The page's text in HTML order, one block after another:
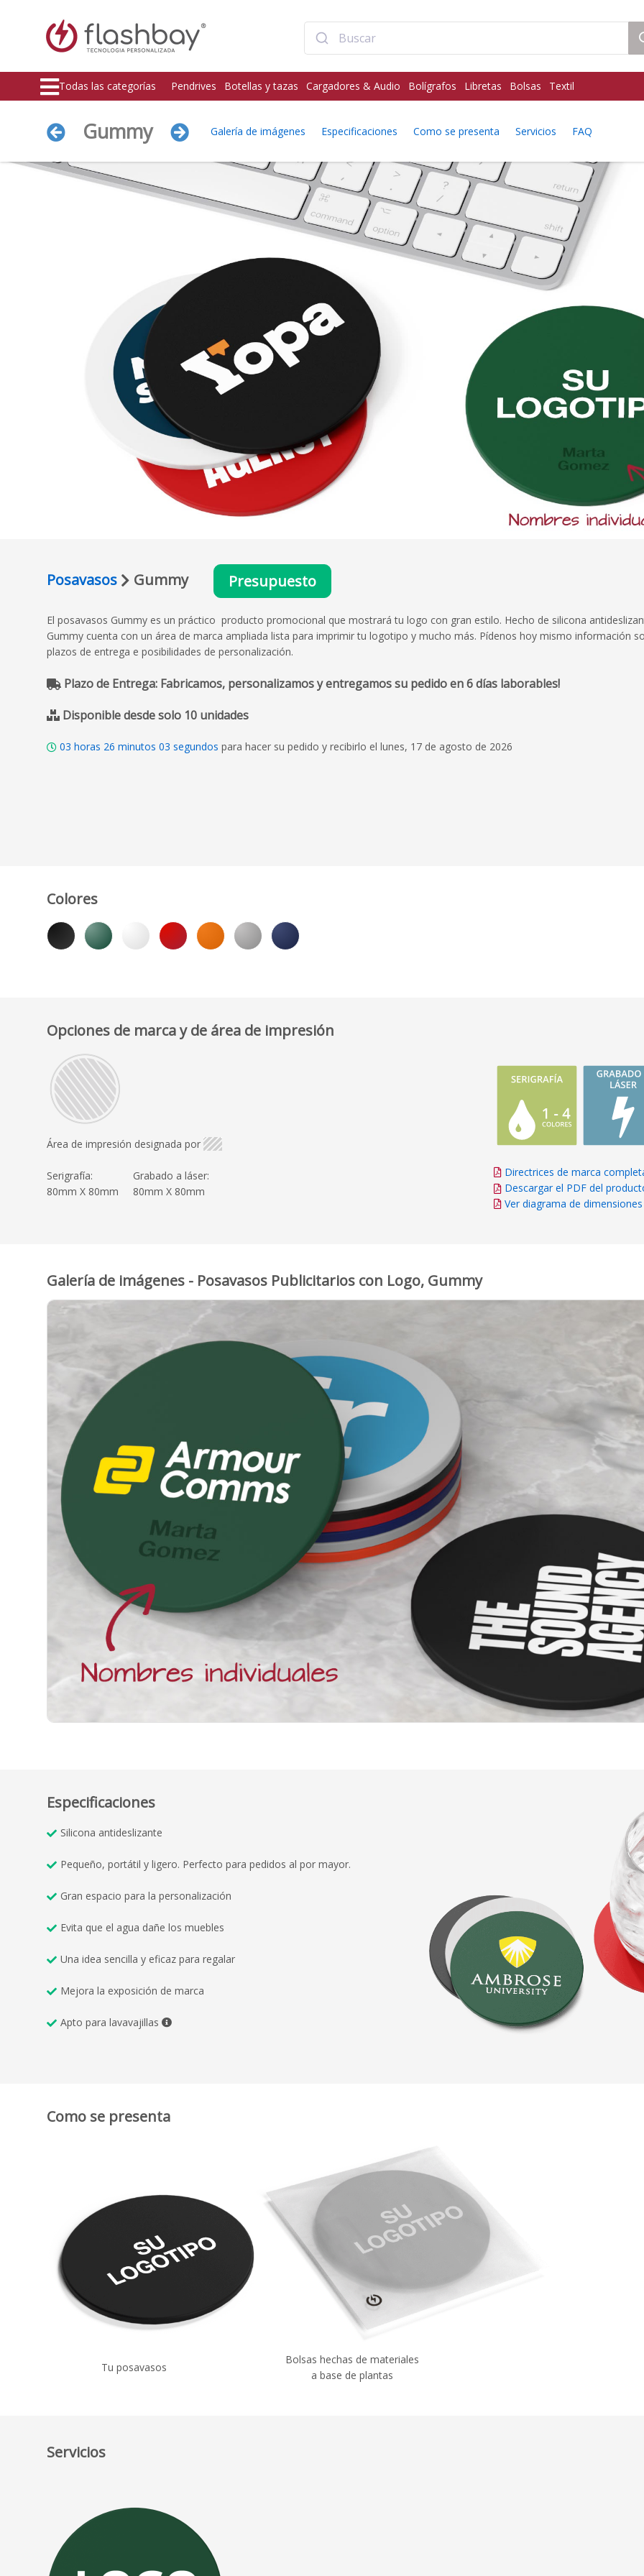
Todas las categorías Pendrives Botellas y tazas Cargadores & Audio Bolígrafos Libretas Bolsas Textil
Gummy Galería de imágenes Especificaciones Como se presenta Servicios FAQ
Posavasos Gummy Presupuesto
El posavasos Gummy es un práctico producto promocional que mostrará tu logo con gran estilo. Hecho de silicona
Gummy cuenta con un área de marca ampliada lista para imprimir tu logotipo y mucho más. Pídenos hoy mismo información
plazos de entrega e posibilidades de personalización.
Plazo de Entrega: Fabricamos, personalizamos y entregamos su pedido en 6 días laborables!
Disponible desde solo 10 unidades
03 horas 26 minutos 02 segundos para hacer su pedido y recibirlo el lunes, 17 de agosto de 2026
Colores
Opciones de marca y de área de impresión
Área de impresión designada por
Serigrafía:
80mm X 80mm
Grabado a láser:
80mm X 80mm
Directrices de marca
Descargar el PDF del
Ver diagrama de dimensiones
Galería de imágenes - Posavasos Publicitarios con Logo, Gummy
Especificaciones
Silicona antideslizante
Pequeño, portátil y ligero. Perfecto para pedidos al por mayor.
Gran espacio para la personalización
Evita que el agua dañe los muebles
Una idea sencilla y eficaz para regalar
Mejora la exposición de marca
Apto para lavavajillas
Como se presenta
Tu posavasos
Bolsas hechas de materiales
a base de plantas
Servicios